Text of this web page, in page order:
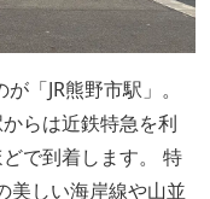
「JR熊野市駅」。
らは近鉄特急を利
で到着します。 特
美しい海岸線や山並